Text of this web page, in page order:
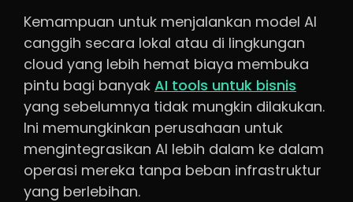
Kemampuan untuk menjalankan model AI
canggih secara lokal atau di lingkungan
cloud yang lebih hemat biaya membuka
pintu bagi banyak AI tools untuk bisnis
yang sebelumnya tidak mungkin dilakukan.
Ini memungkinkan perusahaan untuk
mengintegrasikan AI lebih dalam ke dalam
operasi mereka tanpa beban infrastruktur
yang berlebihan.